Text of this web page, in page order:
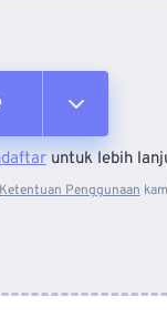
untuk lebih
Ketentuan Penggunaan